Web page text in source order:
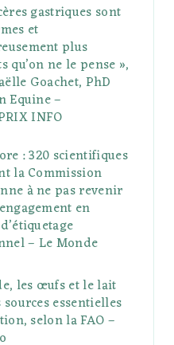
gastriques sont
et
plus
qu’on ne le pense »,
Goachet, PhD
Equine –
INFO
: 320 scientifiques
la Commission
à ne pas revenir
en
– Le Monde
les œufs et le lait
essentielles
selon la FAO –